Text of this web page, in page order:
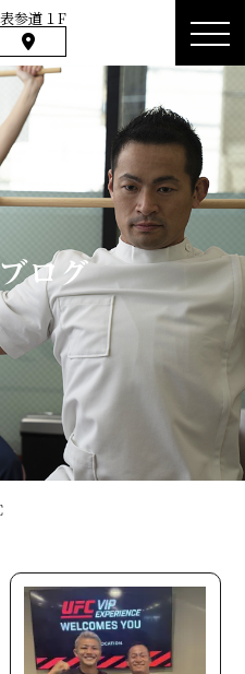
参道１F
ログ